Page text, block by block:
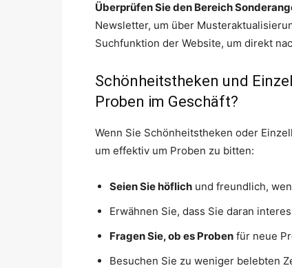
Überprüfen Sie den Bereich
Newsletter, um über
Suchfunktion der Website, um direkt
Schönheitstheken und
Proben im Geschäft?
Wenn Sie Schönheitstheken oder
um effektiv um Proben zu bitten:
Seien Sie höflich und freundlich,
Erwähnen Sie, dass Sie daran
Fragen Sie, ob es Proben für neue
Besuchen Sie zu weniger belebten